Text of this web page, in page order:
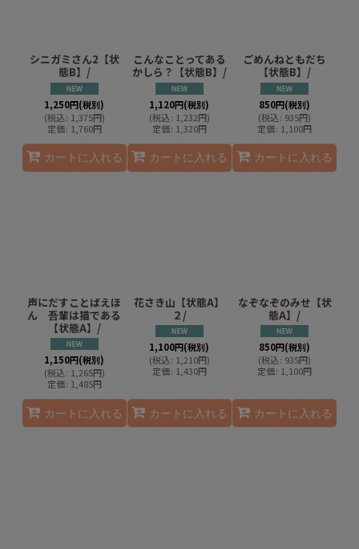
シニガミさん2【状
態B】/
1,250円(税別)
(税込: 1,375円)
定価: 1,760円
カートに入れる
こんなことってある
かしら？【状態B】/
1,120円(税別)
(税込: 1,232円)
定価: 1,320円
カートに入れる
ごめんねともだち
【状態B】/
850円(税別)
(税込: 935円)
定価: 1,100円
カートに入れる
声にだすことばえほ
ん 吾輩は猫である
【状態A】/
1,150円(税別)
(税込: 1,265円)
定価: 1,485円
カートに入れる
花さき山【状態A】
２/
1,100円(税別)
(税込: 1,210円)
定価: 1,430円
カートに入れる
なぞなぞのみせ【状
態A】/
850円(税別)
(税込: 935円)
定価: 1,100円
カートに入れる